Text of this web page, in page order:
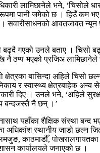
लामिछानेले भने, ‘चिसोले
पानी जमेको छ । हिउँ कम
सवारीसाधनको आवतजावत न्यून छ
बढ्दै गएको उनले बताए । चिसो
नै ठप्प भएको प्रजिअ लामिछानेले
क्षेत्रका बासिन्दा अहिले चिसो
र स्वास्थ्य क्षेत्रबाहेक अन्य
दिए । उनले भने, ‘अहिले
बन्दजस्तै नै छन् ।’
यहाँका शैक्षिक संस्था बन्द
अधिकांश स्थानीय जाडो छल्न
काठमाडौँ, पोखरालगायतका
कार्यालयले जनाएको छ ।